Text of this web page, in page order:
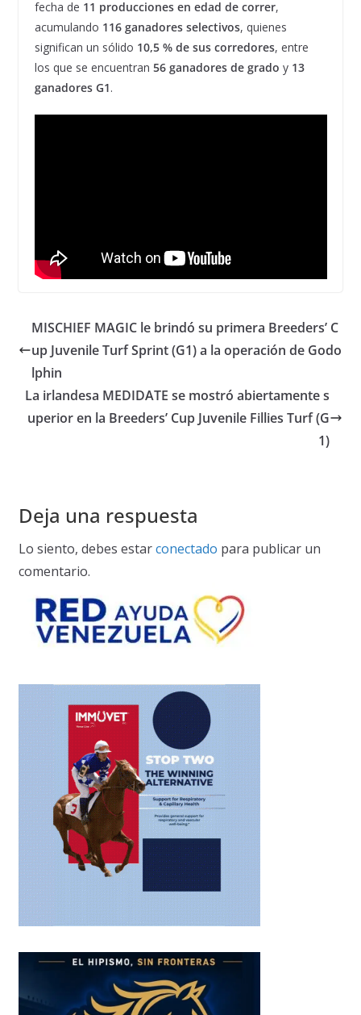
fecha de 11 producciones en edad de correr,
acumulando 116 ganadores selectivos, quienes
significan un sólido 10,5 % de sus corredores, entre
los que se encuentran 56 ganadores de grado y 13
ganadores G1.
MISCHIEF MAGIC le brindó su primera Breeders’ C
up Juvenile Turf Sprint (G1) a la operación de Godo
lphin
La irlandesa MEDIDATE se mostró abiertamente s
uperior en la Breeders’ Cup Juvenile Fillies Turf (G
1)
Deja una respuesta
Lo siento, debes estarconectado para publicar un
comentario.